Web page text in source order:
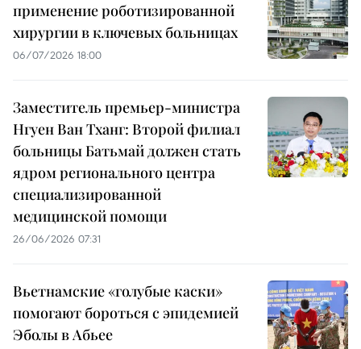
применение роботизированной
хирургии в ключевых больницах
06/07/2026 18:00
Заместитель премьер-министра
Нгуен Ван Тханг: Второй филиал
больницы Батьмай должен стать
ядром регионального центра
специализированной
медицинской помощи
26/06/2026 07:31
Вьетнамские «голубые каски»
помогают бороться с эпидемией
Эболы в Абьее